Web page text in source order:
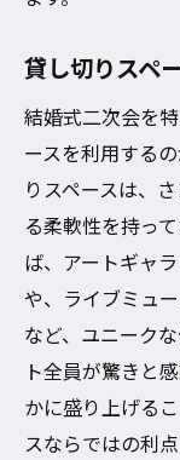
貸し切りスペ
結婚式二次会を
ースを利用する
りスペースは、
る柔軟性を持っ
ば、アートギャ
や、ライブミュ
など、ユニーク
ト全員が驚きと
かに盛り上げる
スならではの利